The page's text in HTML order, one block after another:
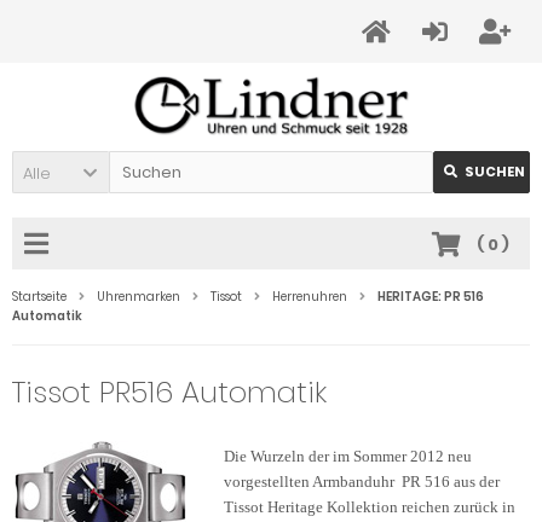
Alle SUCHEN
( 0)
Startseite Uhrenmarken Tissot Herrenuhren
HERITAGE: PR 516
Automatik
Tissot PR516 Automatik
Die Wurzeln der im Sommer 2012 neu
vorgestellten Armbanduhr PR 516 aus der
Tissot Heritage Kollektion reichen zurück in